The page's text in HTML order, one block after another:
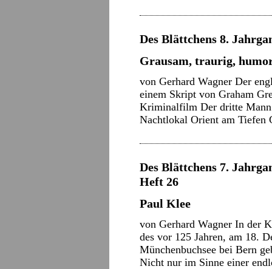
Des Blättchens 8.
Grausam, traurig,
von Gerhard Wagner Der
einem Skript von Graham
Kriminalfilm Der dritte
Nachtlokal Orient am
Des Blättchens 7.
Heft 26
Paul Klee
von Gerhard Wagner In der
des vor 125 Jahren, am 18.
Münchenbuchsee bei Bern
Nicht nur im Sinne einer